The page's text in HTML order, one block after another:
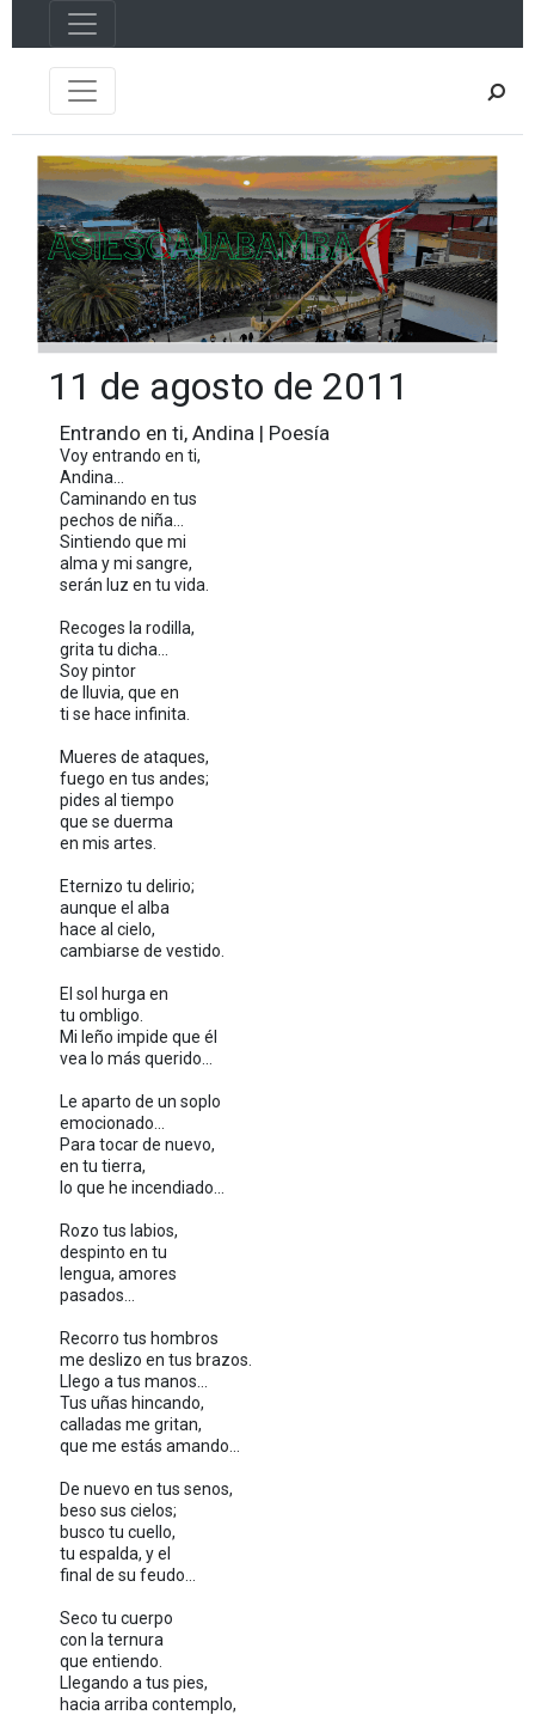
11 de agosto de 2011
Entrando en ti, Andina | Poesía
Voy entrando en ti,
Andina...
Caminando en tus
pechos de niña...
Sintiendo que mi
alma y mi sangre,
serán luz en tu vida.
Recoges la rodilla,
grita tu dicha...
Soy pintor
de lluvia, que en
ti se hace infinita.
Mueres de ataques,
fuego en tus andes;
pides al tiempo
que se duerma
en mis artes.
Eternizo tu delirio;
aunque el alba
hace al cielo,
cambiarse de vestido.
El sol hurga en
tu ombligo.
Mi leño impide que él
vea lo más querido...
Le aparto de un soplo
emocionado...
Para tocar de nuevo,
en tu tierra,
lo que he incendiado...
Rozo tus labios,
despinto en tu
lengua, amores
pasados...
Recorro tus hombros
me deslizo en tus brazos.
Llego a tus manos...
Tus uñas hincando,
calladas me gritan,
que me estás amando...
De nuevo en tus senos,
beso sus cielos;
busco tu cuello,
tu espalda, y el
final de su feudo...
Seco tu cuerpo
con la ternura
que entiendo.
Llegando a tus pies,
hacia arriba contemplo,